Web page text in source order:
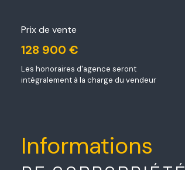
Prix de vente
128 900 €
Les honoraires d'agence seront
intégralement à la charge du vendeur
Informations